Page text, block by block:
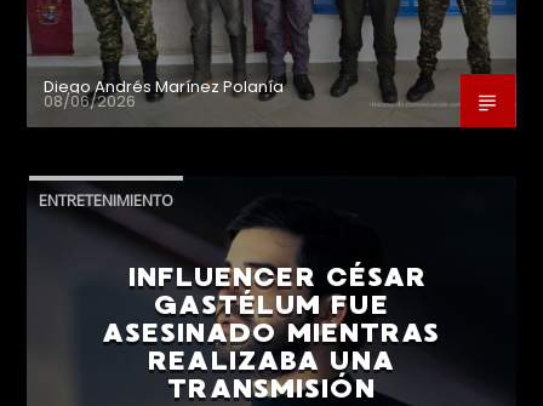
Diego Andrés Marínez Polanía
08/06/2026
ENTRETENIMIENTO
INFLUENCER CÉSAR
GASTÉLUM FUE
ASESINADO MIENTRAS
REALIZABA UNA
TRANSMISIÓN